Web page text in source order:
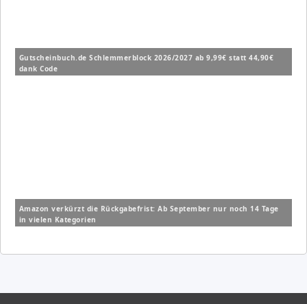
Gutscheinbuch.de Schlemmerblock 2026/2027 ab 9,99€ statt 44,90€
dank Code
Amazon verkürzt die Rückgabefrist: Ab September nur noch 14 Tage
in vielen Kategorien